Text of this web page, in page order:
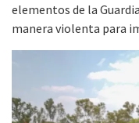
elementos de la
manera violenta para